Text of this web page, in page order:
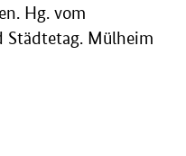
Hg. vom
Städtetag. Mülheim